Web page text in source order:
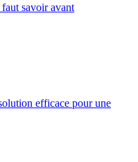
savoir avant
efficace pour une